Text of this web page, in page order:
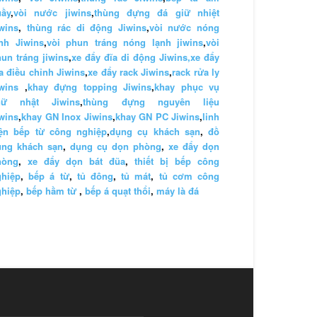
,vòi nước jiwins,thùng đựng đá giữ nhiệt
, thùng rác di động Jiwins,vòi nước nóng
Jiwins,vòi phun tráng nóng lạnh jiwins,vòi
tráng jiwins,xe đẩy đĩa di động Jiwins,xe đẩy
điều chỉnh Jiwins,xe đẩy rack Jiwins,rack rửa ly
,khay đựng topping Jiwins,khay phục vụ
nhật Jiwins,thùng đựng nguyên liệu
,khay GN Inox Jiwins,khay GN PC Jiwins,linh
bếp từ công nghiệp,dụng cụ khách sạn, đồ
khách sạn, dụng cụ dọn phòng, xe đẩy dọn
, xe đẩy dọn bát đũa, thiết bị bếp công
,bếp á từ, tủ đông,tủ mát, tủ cơm công
, bếp hầm từ , bếp á quạt thổi, máy là đá